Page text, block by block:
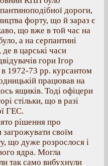
дороги,
форту, що й зараз є
що вже в той час на
а на серпантині
де в царські часи
гори Ігор
1972-73 рр. курсантом
працював на
ящиків. Тоді офіцери
стільки, що в разі
ГЕС.
рішення про
загрожувати своїм
що дуже розрослося і
ядра. Могла
так само вибухнули